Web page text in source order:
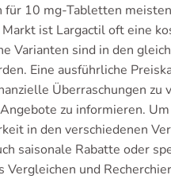
10 mg-Tabletten
ist Largactil oft eine
Varianten sind in den
Eine ausführliche
Überraschungen
zu informieren.
in den verschiedenen
saisonale Rabatte oder
und